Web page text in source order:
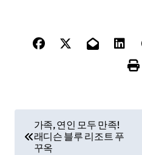
가족, 연인 모두 만족!
래디슨 블루 리조트 푸
꾸옥